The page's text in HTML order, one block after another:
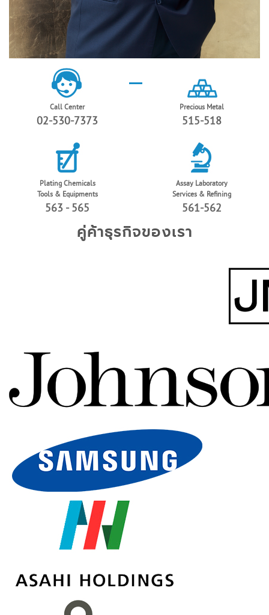
Call Center
02-530-7373
Precious Metal
515-518
Plating Chemicals
Tools & Equipments
563 - 565
Assay Laboratory
Services & Refining
561-562
คู่ค้าธุรกิจของเรา